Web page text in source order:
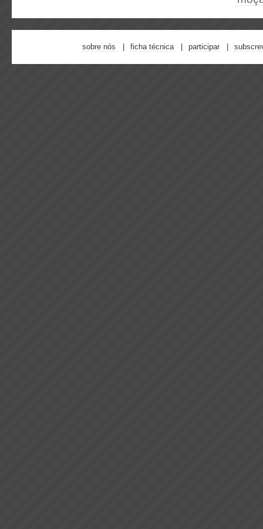
sobre nós ficha técnica participar